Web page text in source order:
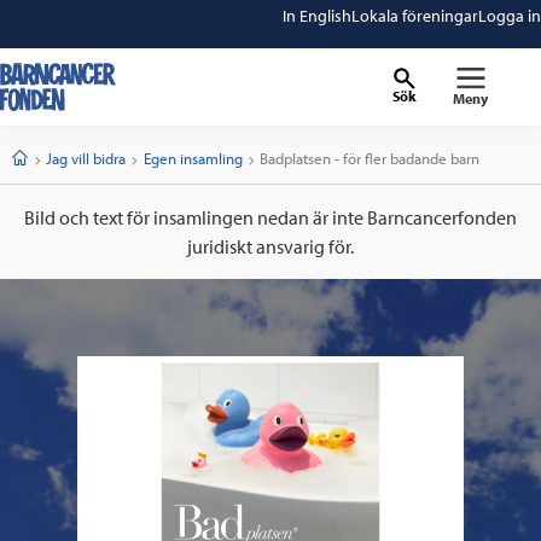
In EnglishLokala föreningarLogga in
Sök Meny
StartJag vill bidra Egen insamling Current:
Badplatsen - för fler badande barn
Bild och text för insamlingen nedan är inte Barncancerfonden
juridiskt ansvarig för.